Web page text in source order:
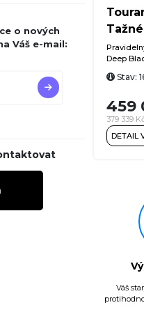
o nových
Váš e-mail:
Tažné
Deep
Discover
tažné
Care
Assist
Stav:
459
379 339
DETAIL
Váš